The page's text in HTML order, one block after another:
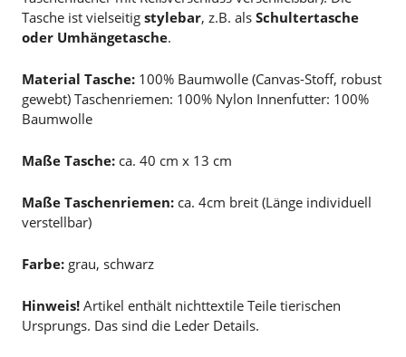
Tasche ist vielseitig stylebar, z.B. als Schultertasche
oder Umhängetasche.
Material Tasche: 100% Baumwolle (Canvas-Stoff, robust
gewebt) Taschenriemen: 100% Nylon Innenfutter: 100%
Baumwolle
Maße Tasche: ca. 40 cm x 13 cm
Maße Taschenriemen: ca. 4cm breit (Länge individuell
verstellbar)
Farbe: grau, schwarz
Hinweis! Artikel enthält nichttextile Teile tierischen
Ursprungs. Das sind die Leder Details.